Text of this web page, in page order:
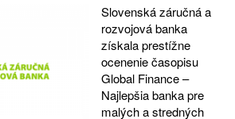
Slovenská záručná a
rozvojová banka
získala prestížne
ocenenie časopisu
Global Finance –
Najlepšia banka pre
malých a stredných